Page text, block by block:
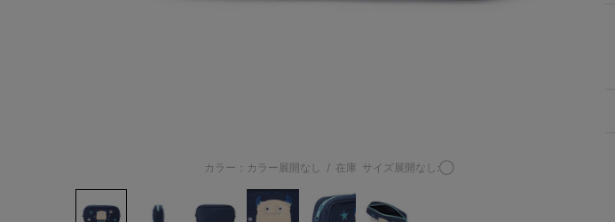
カラー：カラー展開なし / 在庫 サイズ展開なし:◯